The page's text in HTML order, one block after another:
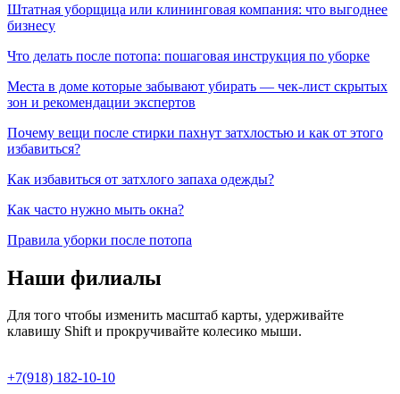
Штатная уборщица или клининговая компания: что выгоднее
бизнесу
Что делать после потопа: пошаговая инструкция по уборке
Места в доме которые забывают убирать — чек-лист скрытых
зон и рекомендации экспертов
Почему вещи после стирки пахнут затхлостью и как от этого
избавиться?
Как избавиться от затхлого запаха одежды?
Как часто нужно мыть окна?
Правила уборки после потопа
Наши филиалы
Для того чтобы изменить масштаб карты, удерживайте
клавишу Shift и прокручивайте колесико мыши.
+7(918) 182-10-10